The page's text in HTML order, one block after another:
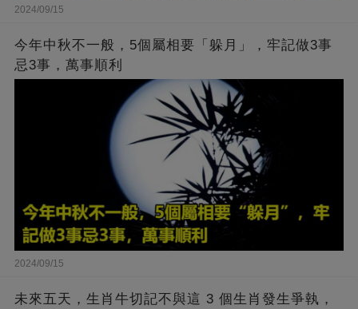
2024/09/15
今年中秋不一般，5個屬相要「躲月」，牢記做3事
忌3事，萬事順利
2024/09/15
未來五天，生肖牛切記不與這 3 個生肖發生爭執，